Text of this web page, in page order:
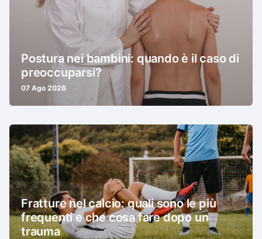
Postura nei bambini: quando è il caso di
preoccuparsi?
07 Ago 2026
Fratture nel calcio: quali sono le più
frequenti e che cosa fare dopo un
trauma